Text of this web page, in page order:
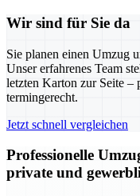
Wir sind für Sie da
Sie planen einen Umzug
Unser erfahrenes Team
letzten Karton zur Seite –
termingerecht.
Jetzt schnell vergleichen
Professionelle
private und